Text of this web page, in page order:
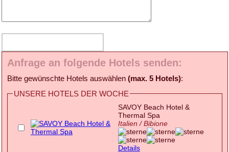
Anfrage an folgende Hotels senden:
Bitte gewünschte Hotels auswählen (max. 5 Hotels):
UNSERE HOTELS DER WOCHE
SAVOY Beach Hotel &
Thermal Spa
Italien / Bibione
Details